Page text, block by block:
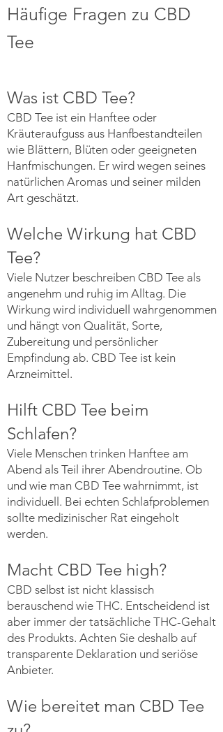
Häufige Fragen zu CBD
Tee
Was ist CBD Tee?
CBD Tee ist ein Hanftee oder
Kräuteraufguss aus Hanfbestandteilen
wie Blättern, Blüten oder geeigneten
Hanfmischungen. Er wird wegen seines
natürlichen Aromas und seiner milden
Art geschätzt.
Welche Wirkung hat CBD
Tee?
Viele Nutzer beschreiben CBD Tee als
angenehm und ruhig im Alltag. Die
Wirkung wird individuell wahrgenommen
und hängt von Qualität, Sorte,
Zubereitung und persönlicher
Empfindung ab. CBD Tee ist kein
Arzneimittel.
Hilft CBD Tee beim
Schlafen?
Viele Menschen trinken Hanftee am
Abend als Teil ihrer Abendroutine. Ob
und wie man CBD Tee wahrnimmt, ist
individuell. Bei echten Schlafproblemen
sollte medizinischer Rat eingeholt
werden.
Macht CBD Tee high?
CBD selbst ist nicht klassisch
berauschend wie THC. Entscheidend ist
aber immer der tatsächliche THC-Gehalt
des Produkts. Achten Sie deshalb auf
transparente Deklaration und seriöse
Anbieter.
Wie bereitet man CBD Tee